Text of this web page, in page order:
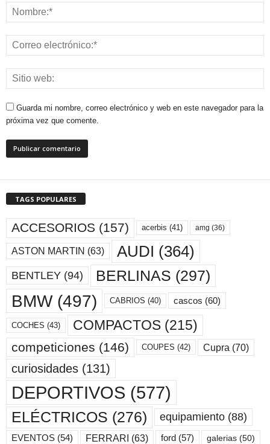
Guarda mi nombre, correo electrónico y web en este navegador para la
próxima vez que comente.
TAGS POPULARES
ACCESORIOS (157) acerbis (41) amg (36)
ASTON MARTIN (63) AUDI (364)
BENTLEY (94) BERLINAS (297)
BMW(497) CABRIOS (40) cascos (60)
COCHES (43) COMPACTOS (215)
competiciones (146) COUPES (42) Cupra (70)
curiosidades (131)
DEPORTIVOS (577)
ELÉCTRICOS (276) equipamiento (88)
EVENTOS (54) FERRARI (63) ford (57) galerias (50)